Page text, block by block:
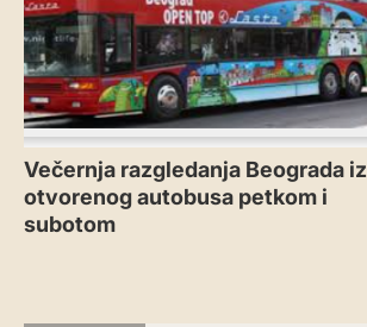
Večernja razgledanja Beograda iz
otvorenog autobusa petkom i
subotom